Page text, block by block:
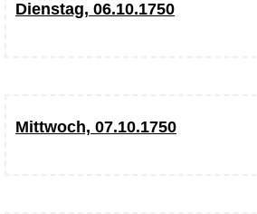
Dienstag, 06.10.1750
Mittwoch, 07.10.1750